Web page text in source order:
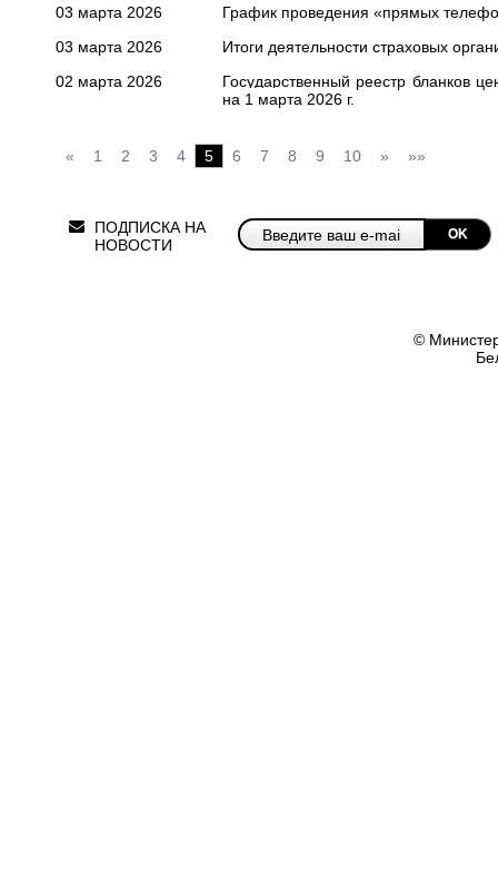
03 марта 2026
График проведения «прямых
03 марта 2026
Итоги деятельности страховых
02 марта 2026
Государственный реестр бланков
на 1 марта 2026 г.
« 1 2 3 4 5 6 7 8 9 10 » »»
ПОДПИСКА НА
НОВОСТИ
OK
©